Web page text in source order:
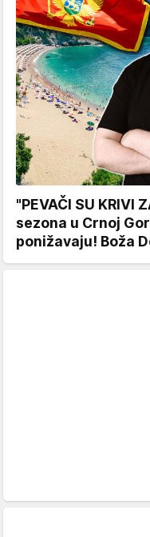
"PEVAČI SU KRIVI
sezona u Crnoj
ponižavaju! Boža